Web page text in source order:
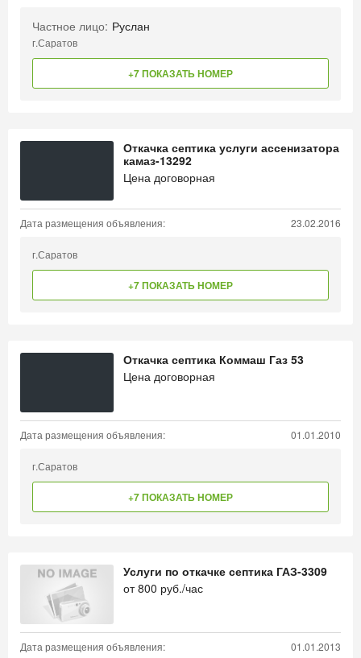
Частное лицо: Руслан
г.Саратов
+7 ПОКАЗАТЬ НОМЕР
Откачка септика услуги ассенизатора
камаз-13292
Цена договорная
Дата размещения объявления: 23.02.2016
г.Саратов
+7 ПОКАЗАТЬ НОМЕР
Откачка септика Коммаш Газ 53
Цена договорная
Дата размещения объявления: 01.01.2010
г.Саратов
+7 ПОКАЗАТЬ НОМЕР
Услуги по откачке септика ГАЗ-3309
от800 руб./час
Дата размещения объявления: 01.01.2013